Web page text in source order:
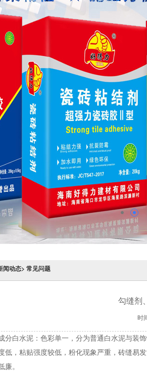
闻动态> 常见问题
勾缝剂
时
分白水泥：色彩单一，分为普通白水泥与装
低，粘贴强度较低，粉化现象严重，砖缝易
廉。